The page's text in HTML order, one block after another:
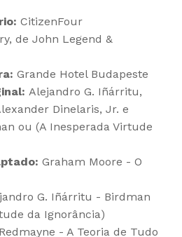
CitizenFour
de John Legend &
Grande Hotel Budapeste
Alejandro G. Iñárritu,
Dinelaris, Jr. e
ou (A Inesperada Virtude
Graham Moore - O
G. Iñárritu - Birdman
da Ignorância)
- A Teoria de Tudo